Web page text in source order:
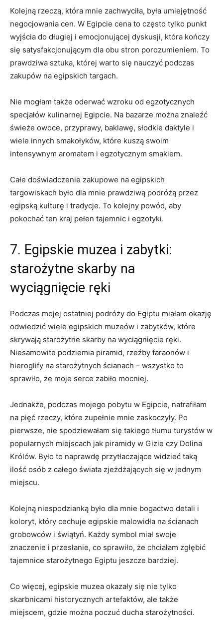
Kolejną rzeczą, która mnie zachwyciła, była umiejętność
negocjowania cen. W​ Egipcie cena to często tylko‍ punkt
wyjścia do długiej ⁢i emocjonującej dyskusji, która kończy
się satysfakcjonującym⁢ dla obu ​stron porozumieniem. To
prawdziwa sztuka, której warto się nauczyć podczas⁤
zakupów na egipskich targach.
Nie ‍mogłam także oderwać wzroku od egzotycznych ​
specjałów kulinarnej Egipcie. Na ​bazarze można⁢ znaleźć
świeże⁤ owoce, przyprawy, baklawę, słodkie daktyle i
wiele‍ innych ‍smakołyków, ⁢które kuszą ⁣swoim⁤
intensywnym aromatem i egzotycznym smakiem.
Całe doświadczenie zakupowe na egipskich
targowiskach było ⁤dla⁢ mnie prawdziwą ​podróżą przez
egipską kulturę i tradycje. To kolejny powód, aby
pokochać⁣ ten kraj pełen tajemnic i egzotyki.
7. Egipskie muzea‌ i zabytki:
starożytne skarby na‌
wyciągnięcie ⁤ręki
Podczas ⁢mojej ostatniej podróży do Egiptu miałam okazję
odwiedzić wiele egipskich muzeów i zabytków, które
skrywają starożytne‍ skarby na wyciągnięcie ręki.
Niesamowite ⁣podziemia piramid, rzeźby faraonów i
hieroglify na starożytnych ścianach – wszystko to
sprawiło, że ​moje serce zabiło mocniej.
Jednakże, podczas mojego pobytu w Egipcie,⁢ natrafiłam
na​ pięć rzeczy, które zupełnie mnie zaskoczyły. Po
pierwsze, nie spodziewałam się takiego tłumu turystów⁢ w
popularnych miejscach ⁤jak piramidy‌ w Gizie czy Dolina
Królów.⁣ Było to ‍naprawdę przytłaczające widzieć taką
ilość​ osób z całego⁢ świata zjeżdżających się w jednym
miejscu.
Kolejną⁣ niespodzianką było ⁣dla mnie ​bogactwo‍ detali i
koloryt, który cechuje egipskie malowidła na ścianach
⁤grobowców i świątyń. Każdy symbol miał swoje
znaczenie i‌ przesłanie, co sprawiło,⁤ że chciałam ‌zgłębić
tajemnice starożytnego Egiptu jeszcze bardziej.
Co ‌więcej, ‍egipskie muzea okazały się nie tylko
‍skarbnicami historycznych artefaktów, ale‌ także
miejscem, gdzie można poczuć ducha starożytności.